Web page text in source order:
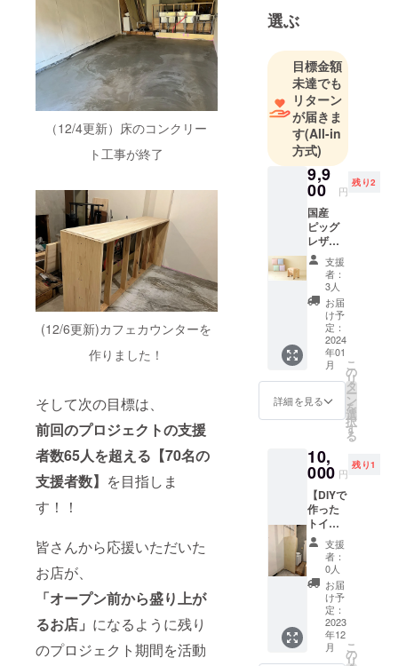
（12/4更新）床のコンクリー
ト工事が終了
(12/6更新)カフェカウンターを
作りました！
そして次の目標は、
前回のプロジェクトの支援
者数65人を超える【70名の
支援者数】 を目指しま
す！！
皆さんから応援いただいた
お店が、
「オープン前から盛り上が
るお店」 になるように残り
のプロジェクト期間を活動
革に着目
ドファン
ディングを
活用して事
業をスター
ト。豚革の
財布やバッ
グを手掛け
るほか、
ショップを
通じてその
魅力を発
キックボク
シングでの
苦境と目立
たない豚革
の存在を重
ね、国内産
情熱を注い
でいます。
選ぶ
目標金額
未達でも
リターン
が届きま
す(All-in
方式)
9,9
00 円
残り2
国産
ピッグ
レザー
を使っ
た木製
スツー
ルを作
【ワー
ショッ
プ参加
券】
(SDGs
の講座
付き) 日
家具産
地・福
岡県大
川市の
家具
メー
カー
『一龍
木工有
限会
社』と
のコラ
ボ！
SDGsの
イベン
支援
者：
3人
お届
け予
定：
2024
年01
月
詳細を見る
こ
の
リ
タ
ー
ン
を
選
択
す
る
10,
000 円
残り1
【DIYで
作った
トイレ
前の壁
(材料
費)】ご
支援
「クラ
ファン
支援者
様の
ネーム
支援
者：
0人
お届
け予
定：
2023
年12
月
こ
の
リ